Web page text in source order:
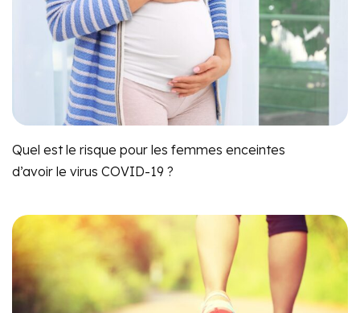
Quel est le risque pour les femmes enceintes
d’avoir le virus COVID-19 ?